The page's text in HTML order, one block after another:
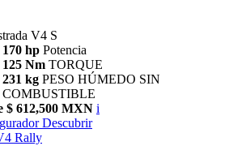
V4 S
170 hp Potencia
125 Nm TORQUE
231 kg PESO HÚMEDO SIN
COMBUSTIBLE
$ 612,500 MXN i
Descubrir
Rally